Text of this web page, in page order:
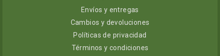
Envíos y entregas
Cambios y devoluciones
Políticas de privacidad
Términos y condiciones